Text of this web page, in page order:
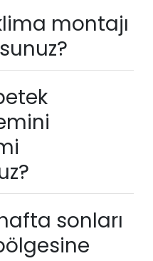
montajı
sonları